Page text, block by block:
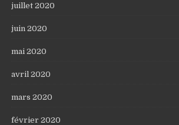
juillet 2020
juin 2020
mai 2020
avril 2020
mars 2020
février 2020